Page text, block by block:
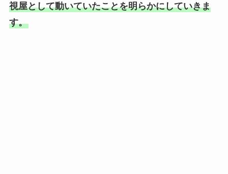
視屋として動いていたことを明らかにしていきま
す。